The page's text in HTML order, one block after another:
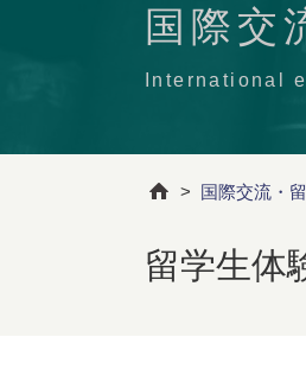
国際交
International
> 国際交流・
留学生体